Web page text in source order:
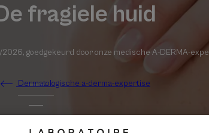
fragiele huid
2026, goedgekeurd dooronze medische A-DERMA-
Dermatologische a-derma-expertise